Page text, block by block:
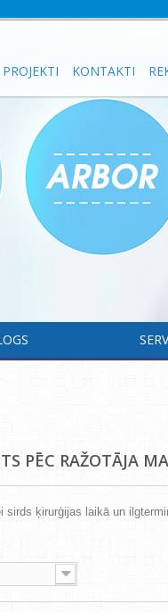
PROJEKTI KONTAKTI
PĒC RAŽOTĀJA
sirds ķirurģijas laikā un